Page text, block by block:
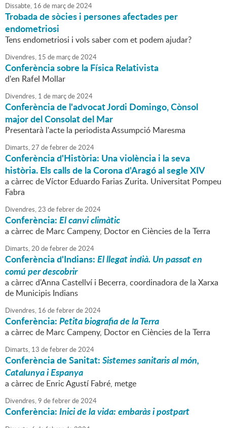
Dissabte, 16 de marçde2024
Trobada de sòcies i persones afectades per
endometriosi
Tens endometriosi i vols saber com et podem ajudar?
Divendres, 15 de marçde2024
Conferència sobre la Física Relativista
d'en Rafel Mollar
Divendres, 1 de marçde2024
Conferència de l'advocat Jordi Domingo, Cònsol
major del Consolat del Mar
Presentarà l'acte la periodista Assumpció Maresma
Dimarts,27 defebrerde2024
Conferència d'Història: Una violència i la seva
història. Els calls de la Corona d'Aragó al segle XIV
a càrrec de Víctor Eduardo Farias Zurita. Universitat Pompeu
Fabra
Divendres,23 defebrerde2024
Conferència:El canvi climàtic
a càrrec de Marc Campeny, Doctor en Ciències de la Terra
Dimarts,20 defebrerde2024
Conferència d'Indians:El llegat indià. Un passat en
comú per descobrir
a càrrec d'Anna Castellví i Becerra, coordinadora de la Xarxa
de Municipis Indians
Divendres, 16 defebrerde2024
Conferència:Petita biografia de la Terra
a càrrec de Marc Campeny, Doctor en Ciències de la Terra
Dimarts, 13 defebrerde2024
Conferència de Sanitat:Sistemes sanitaris al món,
Catalunya i Espanya
a càrrec de Enric Agustí Fabré, metge
Divendres,9 defebrerde2024
Conferència:Inici de la vida: embaràs i postpart